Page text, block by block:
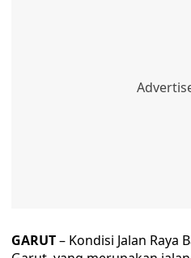
GARUT– Kondisi Jalan Raya